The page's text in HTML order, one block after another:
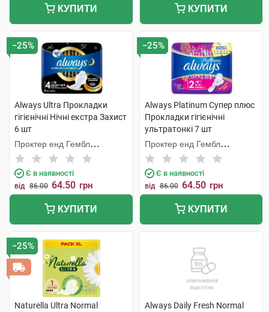
КУПИТИ КУПИТИ
−25%
Always Ultra Прокладки
гігієнічні Нічні екстра Захист
6 шт
Проктер енд Гембл
Мануфекчурінг
Є в наявності
від 86.00 64.50 грн
КУПИТИ
−25%
Always Platinum Супер плюс
Прокладки гігієнічні
ультратонкі 7 шт
Проктер енд Гембл
Мануфекчурінг
Є в наявності
від 86.00 64.50 грн
КУПИТИ
−25%
Naturella Ultra Normal
Always Daily Fresh Normal